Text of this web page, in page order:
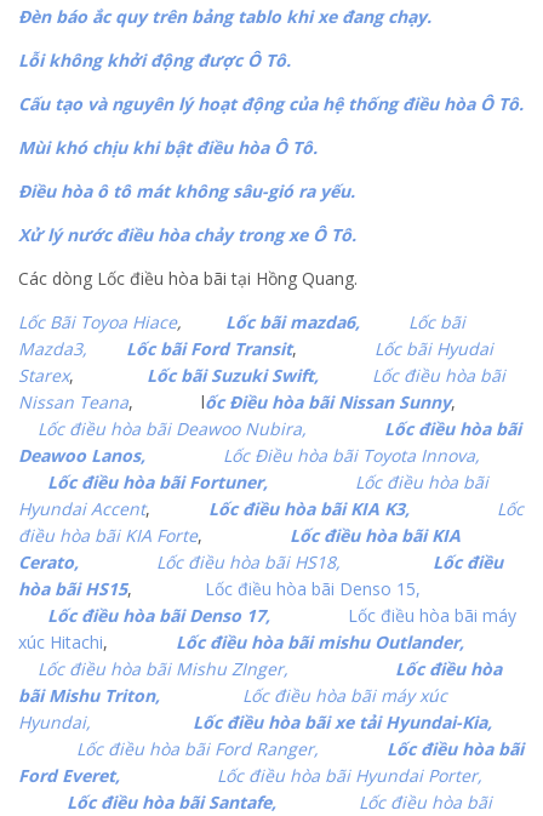
Đèn báo ắc quy trên bảng tablo khi xe đang chạy.
Lỗi không khởi động được Ô Tô.
Cấu tạo và nguyên lý hoạt động của hệ thống điều hòa Ô Tô.
Mùi khó chịu khi bật điều hòa Ô Tô.
Điều hòa ô tô mát không sâu-gió ra yếu.
Xử lý nước điều hòa chảy trong xe Ô Tô.
Các dòng Lốc điều hòa bãi tại Hồng Quang.
Lốc Bãi Toyoa Hiace, Lốc bãi mazda6,
Lốc bãi
Mazda3,
Lốc bãi Ford Transit, Lốc bãi Hyudai
Starex, Lốc bãi Suzuki Swift,
Lốc điều hòa bãi
Nissan Teana, lốc Điều hòa bãi Nissan Sunny,
Lốc điều hòa bãi Deawoo Nubira,
Lốc điều hòa bãi
Deawoo Lanos,
Lốc Điều hòa bãi Toyota Innova,
Lốc điều hòa bãi Fortuner,
Lốc điều hòa bãi
Hyundai Accent, Lốc điều hòa bãi KIA K3,
Lốc
điều hòa bãi KIA Forte, Lốc điều hòa bãi KIA
Cerato,
Lốc điều hòa bãi HS18,
Lốc điều
hòa bãi HS15, Lốc điều hòa bãi Denso 15,
Lốc điều hòa bãi Denso 17,
Lốc điều hòa bãi máy
xúc Hitachi,
Lốc điều hòa bãi mishu Outlander,
Lốc điều hòa bãi Mishu ZInger,
Lốc điều hòa
bãi Mishu Triton,
Lốc điều hòa bãi máy xúc
Hyundai,
Lốc điều hòa bãi xe tải Hyundai-Kia,
Lốc điều hòa bãi Ford Ranger,
Lốc điều hòa bãi
Ford Everet,
Lốc điều hòa bãi Hyundai Porter,
Lốc điều hòa bãi Santafe,
Lốc điều hòa bãi